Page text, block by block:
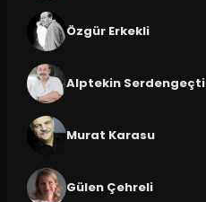
Özgür Erkekli
Alptekin Serdengeçti
Murat Karasu
Gülen Çehreli